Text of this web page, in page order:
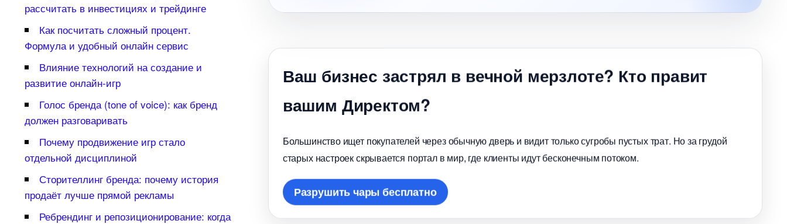
аш бизнес застрял в вечной мерзлоте? Кто правит
ашим Директом?
Большинство ищет покупателей через обычную дверь и видит только сугробы пустых трат. Но за грудой
старых настроек скрывается портал в мир, где клиенты идут бесконечным потоком.
Разрушить чары бесплатно
рассчитать в инвестициях и трейдинге
Как посчитать сложный процент.
Формула и удобный онлайн сервис
лияние технологий на создание и
развитие онлайн-игр
Голос бренда (tone of voice): как бренд
должен разговаривать
Почему продвижение игр стало
отдельной дисциплиной
Сторителлинг бренда: почему история
продаёт лучше прямой рекламы
Ребрендинг и репозиционирование: когда